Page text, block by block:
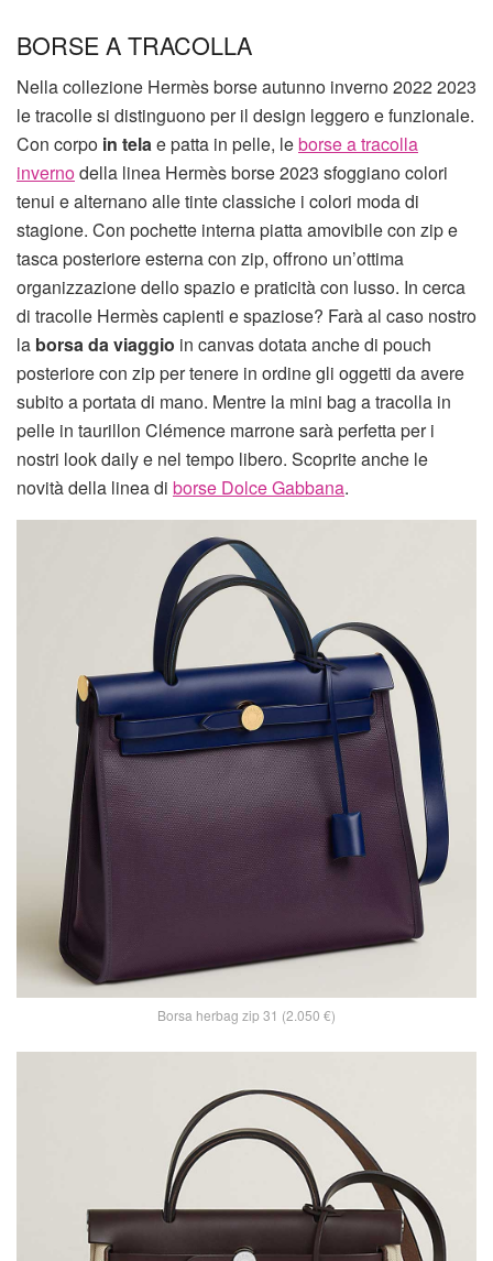
BORSE A TRACOLLA
Nella collezione Hermès borse autunno inverno 2022 2023
le tracolle si distinguono per il design leggero e funzionale.
Con corpo in telae patta in pelle, leborse a tracolla
invernodella linea Hermès borse 2023 sfoggiano colori
tenui e alternano alle tinte classiche i colori moda di
stagione. Con pochette interna piatta amovibile con zip e
tasca posteriore esterna con zip, offrono un’ottima
organizzazione dello spazio e praticità con lusso. In cerca
di tracolle Hermès capienti e spaziose? Farà al caso nostro
la borsa da viaggio in canvas dotata anche di pouch
posteriore con zip per tenere in ordine gli oggetti da avere
subito a portata di mano. Mentre la mini bag a tracolla in
pelle in taurillon Clémence marrone sarà perfetta per i
nostri look daily e nel tempo libero. Scoprite anche le
novità della linea di borse Dolce Gabbana.
Borsa herbag zip 31 (2.050 €)